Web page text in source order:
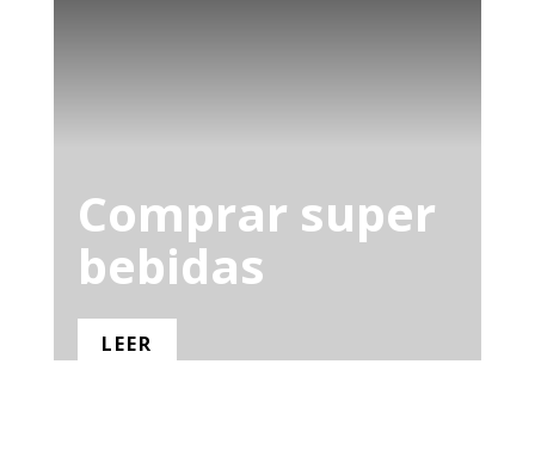
Comprar super
bebidas
LEER